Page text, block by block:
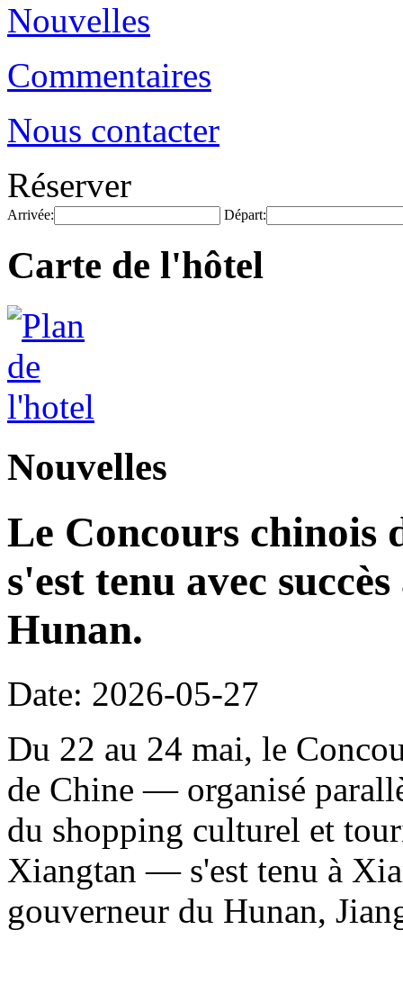
Nouvelles
Commentaires
Nous contacter
Réserver
Arrivée: Départ:
Carte de l'hôtel
Nouvelles
Le Concours chinois
s'est tenu avec
Hunan.
Date: 2026-05-27
Du 22 au 24 mai, le
de Chine — organisé
du shopping culturel et
Xiangtan — s'est tenu à
gouverneur du Hunan,